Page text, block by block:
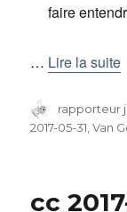
faire
… Lire la suite
Auteur
rapporteur
2017-05-31 ,Van
cc